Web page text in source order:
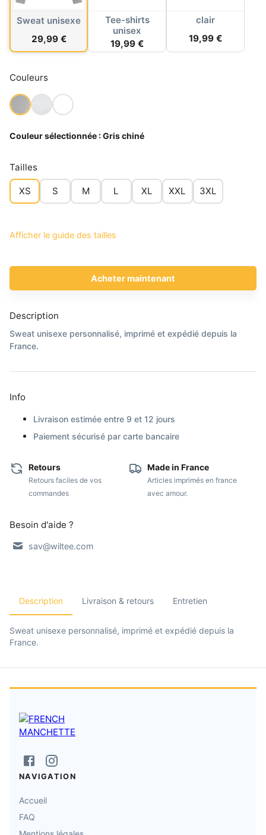
Sweat unisexe
29,99 €
Tee-shirts
unisex
19,99 €
clair
19,99 €
Couleurs
Couleur sélectionnée :Gris chiné
Tailles
XS S M L XL XXL 3XL
Afficher le guide des tailles
Acheter maintenant
Description
Sweat unisexe personnalisé, imprimé et expédié depuis la
France.
Info
Livraison estimée entre 9 et 12 jours
Paiement sécurisé par carte bancaire
Retours
Retours faciles de vos
commandes
Made in France
Articles imprimés en france
avec amour.
Besoin d'aide ?
sav@wiltee.com
Description Livraison & retours Entretien
Sweat unisexe personnalisé, imprimé et expédié depuis la
France.
NAVIGATION
Accueil
FAQ